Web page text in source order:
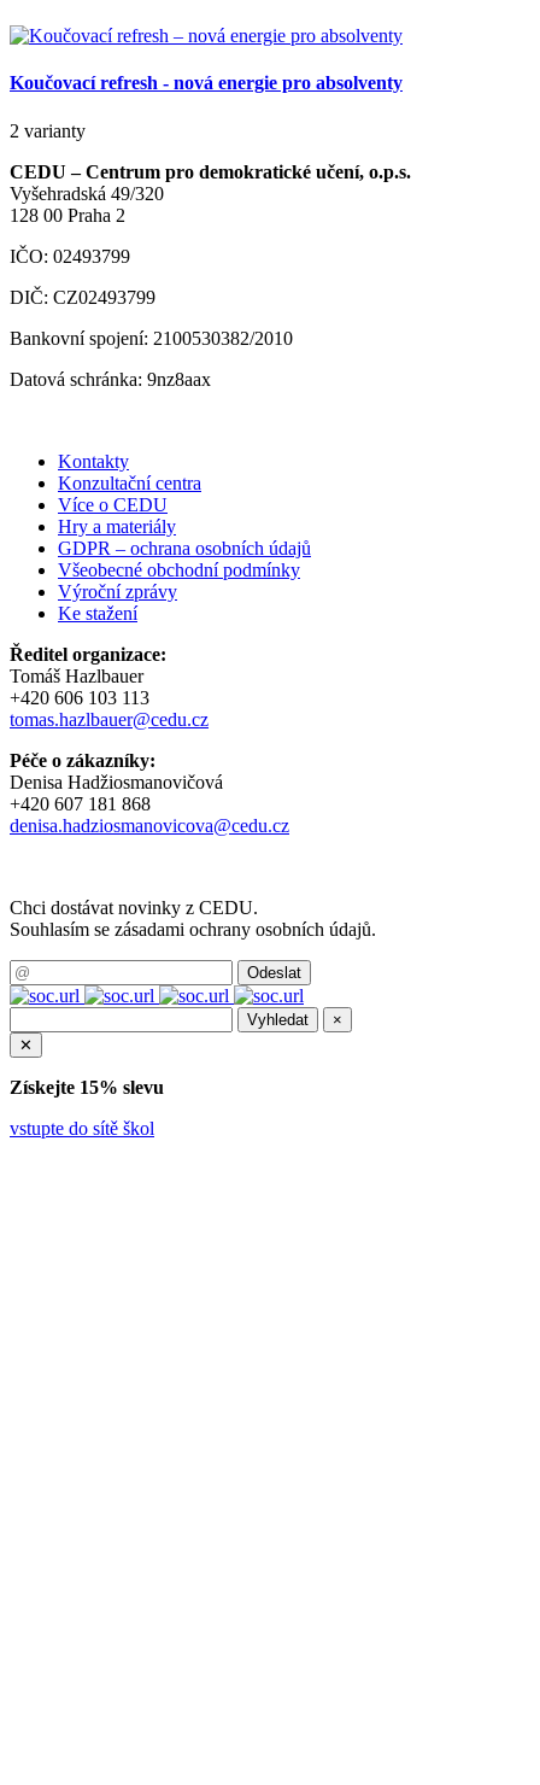
Koučovací refresh - nová energie pro absolventy
2 varianty
CEDU – Centrum pro demokratické učení, o.p.s.
Vyšehradská 49/320
128 00 Praha 2
IČO: 02493799
DIČ: CZ02493799
Bankovní spojení: 2100530382/2010
Datová schránka: 9nz8aax
Kontakty
Konzultační centra
Více o CEDU
Hry a materiály
GDPR – ochrana osobních údajů
Všeobecné obchodní podmínky
Výroční zprávy
Ke stažení
Ředitel organizace:
Tomáš Hazlbauer
+420 606 103 113
tomas.hazlbauer@cedu.cz
Péče o zákazníky:
Denisa Hadžiosmanovičová
+420 607 181 868
denisa.hadziosmanovicova@cedu.cz
Chci dostávat novinky z CEDU.
Souhlasím se zásadami ochrany osobních údajů.
×
✕
Získejte 15% slevu
vstupte do sítě škol